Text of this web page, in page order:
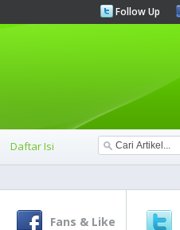
Follow Up
Daftar Isi
Fans & Like